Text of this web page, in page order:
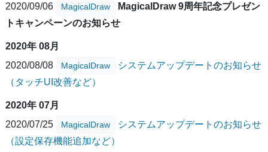
2020/09/06
MagicalDraw
MagicalDraw 9周年記念プレゼン
トキャンペーンのお知らせ
2020年 08月
2020/08/08
MagicalDraw
システムアップデートのお知らせ
（タッチUI改善など）
2020年 07月
2020/07/25
MagicalDraw
システムアップデートのお知らせ
（設定保存機能追加など）